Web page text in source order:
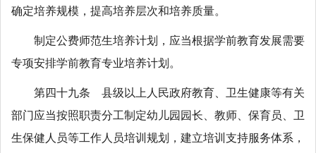
确定培养规模，提高培养层次和培养质量。
制定公费师范生培养计划，应当根据学前教育发展需要
专项安排学前教育专业培养计划。
第四十九条 县级以上人民政府教育、卫生健康等有关
部门应当按照职责分工制定幼儿园园长、教师、保育员、卫
生保健人员等工作人员培训规划，建立培训支持服务体系，